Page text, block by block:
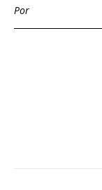
Por